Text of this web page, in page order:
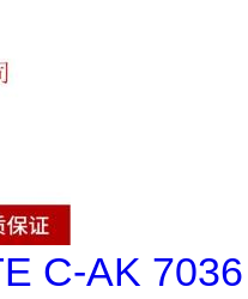
C-AK 7036